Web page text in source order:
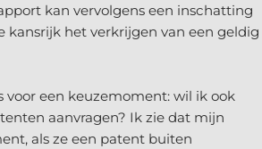
kan vervolgens een inschatting
kansrijk het verkrijgen van een geldig
voor een keuzemoment: wil ik ook
aanvragen? Ik zie dat mijn
als ze een patent buiten